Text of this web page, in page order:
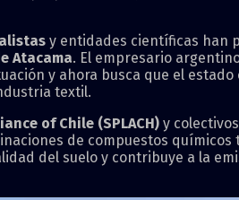
y entidades científicas han
Atacama. El empresario
y ahora busca que el
textil.
of Chile (SPLACH) y
de compuestos
del suelo y contribuye a la